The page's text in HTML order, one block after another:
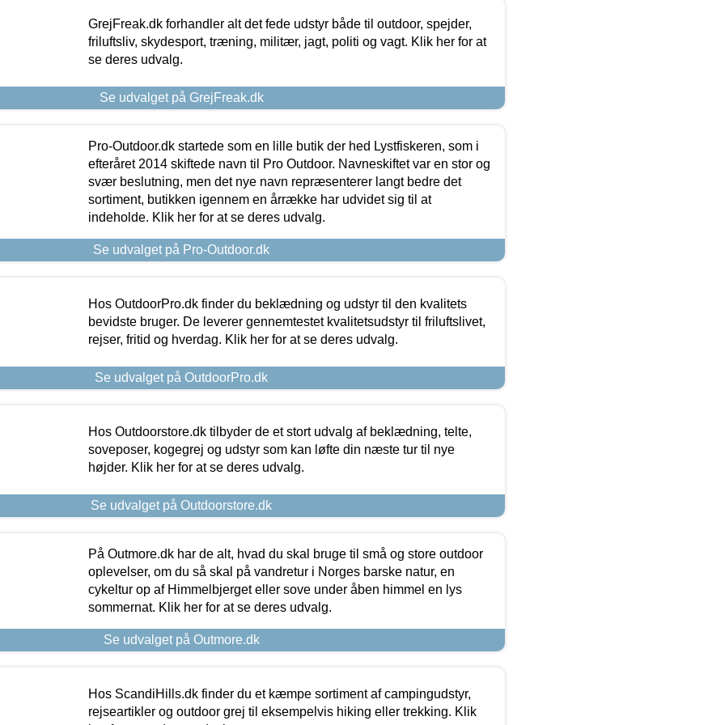
GrejFreak.dk forhandler alt det fede udstyr både til outdoor, spejder,
friluftsliv, skydesport, træning, militær, jagt, politi og vagt. Klik her for at
se deres udvalg.
Se udvalget på GrejFreak.dk
Pro-Outdoor.dk startede som en lille butik der hed Lystfiskeren, som i
efteråret 2014 skiftede navn til Pro Outdoor. Navneskiftet var en stor og
svær beslutning, men det nye navn repræsenterer langt bedre det
sortiment, butikken igennem en årrække har udvidet sig til at
indeholde. Klik her for at se deres udvalg.
Se udvalget på Pro-Outdoor.dk
Hos OutdoorPro.dk finder du beklædning og udstyr til den kvalitets
bevidste bruger. De leverer gennemtestet kvalitetsudstyr til friluftslivet,
rejser, fritid og hverdag. Klik her for at se deres udvalg.
Se udvalget på OutdoorPro.dk
Hos Outdoorstore.dk tilbyder de et stort udvalg af beklædning, telte,
soveposer, kogegrej og udstyr som kan løfte din næste tur til nye
højder. Klik her for at se deres udvalg.
Se udvalget på Outdoorstore.dk
På Outmore.dk har de alt, hvad du skal bruge til små og store outdoor
oplevelser, om du så skal på vandretur i Norges barske natur, en
cykeltur op af Himmelbjerget eller sove under åben himmel en lys
sommernat. Klik her for at se deres udvalg.
Se udvalget på Outmore.dk
Hos ScandiHills.dk finder du et kæmpe sortiment af campingudstyr,
rejseartikler og outdoor grej til eksempelvis hiking eller trekking. Klik